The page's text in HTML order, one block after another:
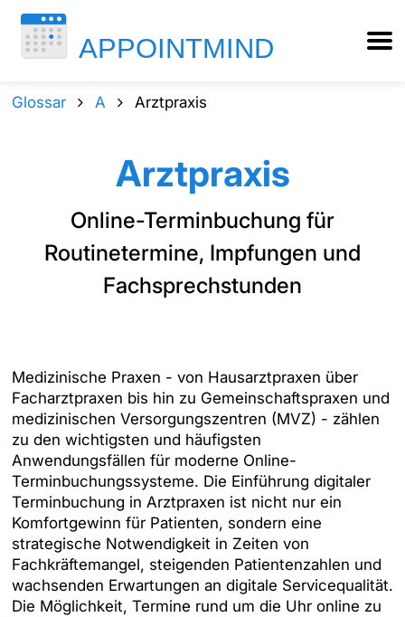
Glossar A Arztpraxis
Arztpraxis
Online-Terminbuchung für
Routinetermine, Impfungen und
Fachsprechstunden
Medizinische Praxen - von Hausarztpraxen über
Facharztpraxen bis hin zu Gemeinschaftspraxen und
medizinischen Versorgungszentren (MVZ) - zählen
zu den wichtigsten und häufigsten
Anwendungsfällen für moderne Online-
Terminbuchungssysteme. Die Einführung digitaler
Terminbuchung in Arztpraxen ist nicht nur ein
Komfortgewinn für Patienten, sondern eine
strategische Notwendigkeit in Zeiten von
Fachkräftemangel, steigenden Patientenzahlen und
wachsenden Erwartungen an digitale Servicequalität.
Die Möglichkeit, Termine rund um die Uhr online zu